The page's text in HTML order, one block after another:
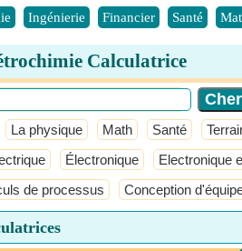
Ingénierie Financier Santé
Calculatrice
La physique Math Santé
Électronique Electronique
de processus Conception